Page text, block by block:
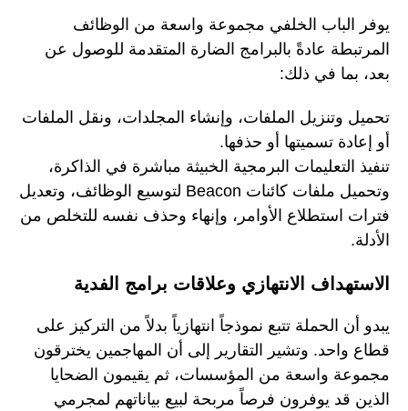
يوفر الباب الخلفي مجموعة واسعة من الوظائف
المرتبطة عادةً بالبرامج الضارة المتقدمة للوصول عن
بعد، بما في ذلك:
تحميل وتنزيل الملفات، وإنشاء المجلدات، ونقل الملفات
أو إعادة تسميتها أو حذفها.
تنفيذ التعليمات البرمجية الخبيثة مباشرة في الذاكرة،
وتحميل ملفات كائنات Beacon لتوسيع الوظائف، وتعديل
فترات استطلاع الأوامر، وإنهاء وحذف نفسه للتخلص من
الأدلة.
الاستهداف الانتهازي وعلاقات برامج الفدية
يبدو أن الحملة تتبع نموذجاً انتهازياً بدلاً من التركيز على
قطاع واحد. وتشير التقارير إلى أن المهاجمين يخترقون
مجموعة واسعة من المؤسسات، ثم يقيمون الضحايا
الذين قد يوفرون فرصاً مربحة لبيع بياناتهم لمجرمي